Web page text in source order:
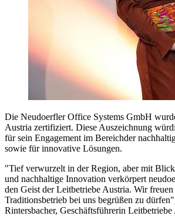
Die Neudoerfler Office Systems GmbH
Austria zertifiziert. Diese Auszeichnung
für sein Engagement im Bereichder
sowie für innovative Lösungen.
"Tief verwurzelt in der Region, aber mit
und nachhaltige Innovation verkörpert
den Geist der Leitbetriebe Austria. Wir freuen
Traditionsbetrieb bei uns begrüßen zu
Rintersbacher, Geschäftsführerin Leitbetriebe